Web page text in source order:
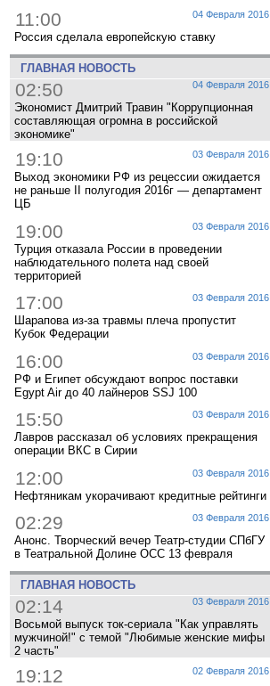
04 Февраля 2016
11:00
Россия сделала европейскую ставку
ГЛАВНАЯ НОВОСТЬ
04 Февраля 2016
02:50
Экономист Дмитрий Травин "Коррупционная
составляющая огромна в российской
экономике"
03 Февраля 2016
19:10
Выход экономики РФ из рецессии ожидается
не раньше II полугодия 2016г — департамент
ЦБ
03 Февраля 2016
19:00
Турция отказала России в проведении
наблюдательного полета над своей
территорией
03 Февраля 2016
17:00
Шарапова из-за травмы плеча пропустит
Кубок Федерации
03 Февраля 2016
16:00
РФ и Египет обсуждают вопрос поставки
Egypt Air до 40 лайнеров SSJ 100
03 Февраля 2016
15:50
Лавров рассказал об условиях прекращения
операции ВКС в Сирии
03 Февраля 2016
12:00
Нефтяникам укорачивают кредитные рейтинги
03 Февраля 2016
02:29
Анонс. Творческий вечер Театр-студии СПбГУ
в Театральной Долине ОСС 13 февраля
ГЛАВНАЯ НОВОСТЬ
03 Февраля 2016
02:14
Восьмой выпуск ток-сериала "Как управлять
мужчиной!" с темой "Любимые женские мифы
2 часть"
02 Февраля 2016
19:12